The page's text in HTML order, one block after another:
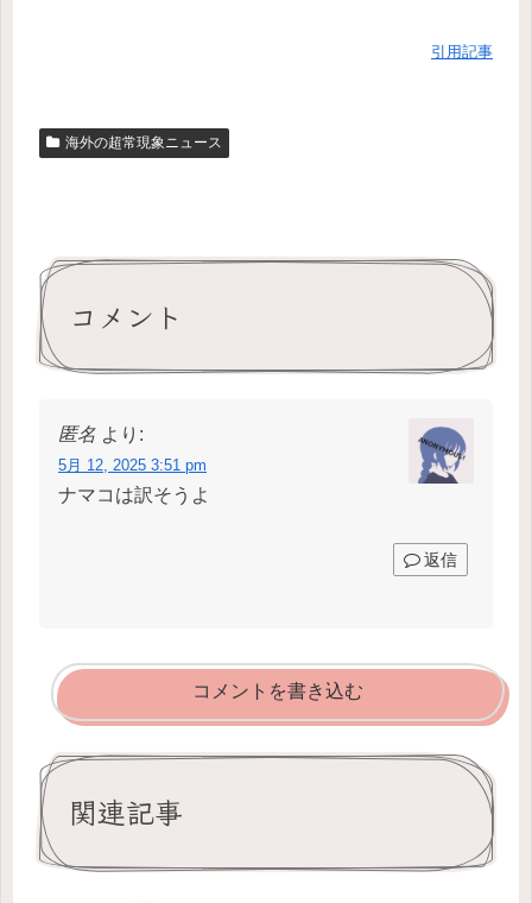
引用記事
海外の超常現象ニュース
コメント
匿名 より:
5月 12, 2025 3:51 pm
ナマコは訳そうよ
返信
コメントを書き込む
関連記事